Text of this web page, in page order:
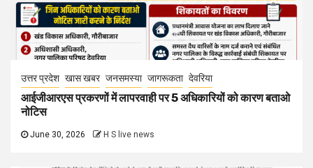
उत्तर प्रदेश खास खबर जनसमस्या जागरूकता देवरिया
आईजीआरएस प्रकरणों में लापरवाही पर 5 अधिकारियों को कारण बताओ
नोटिस
June 30, 2026 H S live news